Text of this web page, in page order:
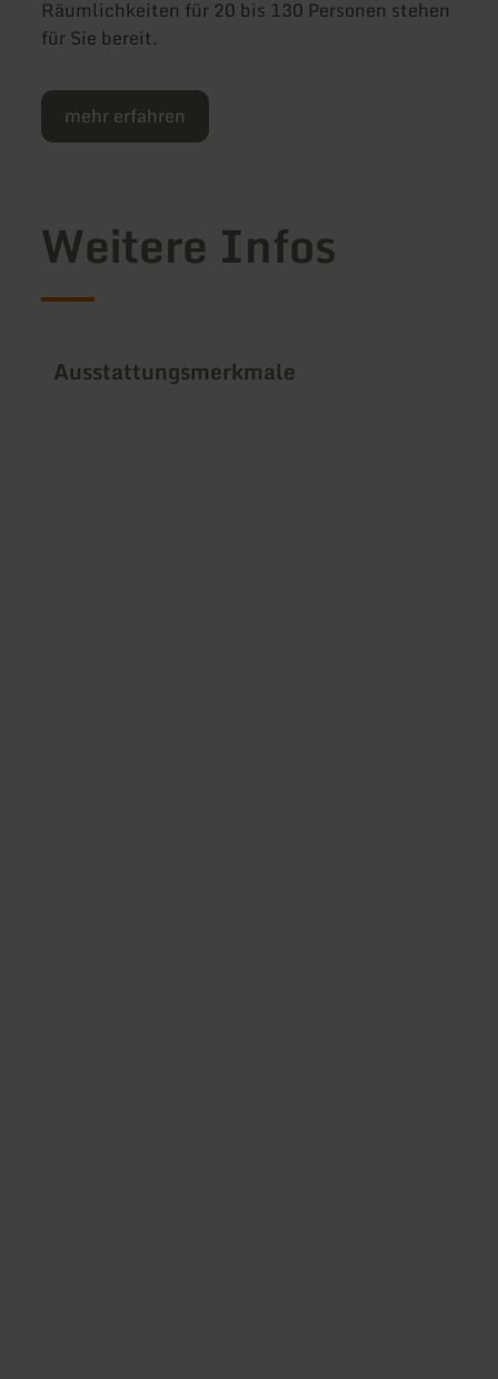
Räumlichkeiten für 20 bis 130 Personen stehen
für Sie bereit.
mehr erfahren
Weitere Infos
Ausstattungsmerkmale